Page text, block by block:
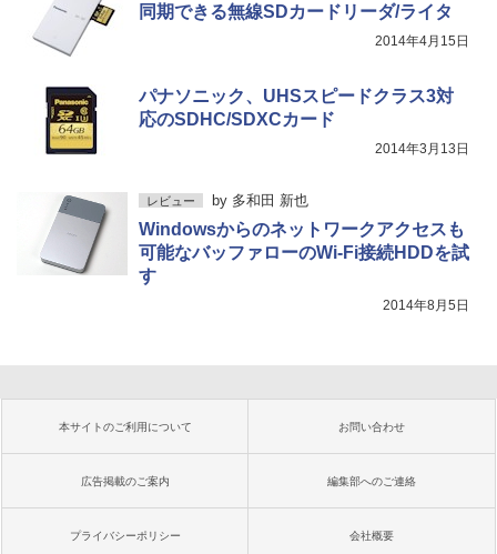
同期できる無線SDカードリーダ/ライタ
2014年4月15日
パナソニック、UHSスピードクラス3対
応のSDHC/SDXCカード
2014年3月13日
レビュー by 多和田 新也
Windowsからのネットワークアクセスも
可能なバッファローのWi-Fi接続HDDを試
す
2014年8月5日
本サイトのご利用について お問い合わせ
広告掲載のご案内 編集部へのご連絡
プライバシーポリシー 会社概要